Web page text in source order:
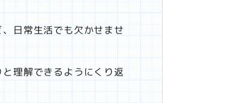
日常生活でも欠かせませ
理解できるようにくり返